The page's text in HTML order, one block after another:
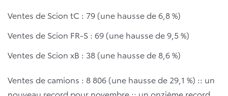
Ventes de Scion tC : 79 (une hausse de 6,8 %)
Ventes de Scion FR-S : 69 (une hausse de 9,5 %)
Ventes de Scion xB : 38 (une hausse de 8,6 %)
Ventes de camions : 8 806 (une hausse de 29,1 %) :: un